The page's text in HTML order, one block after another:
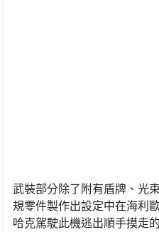
武裝部分除了附有盾牌、光
規零件製作出設定中在海利
哈克駕駛此機逃出順手摸走